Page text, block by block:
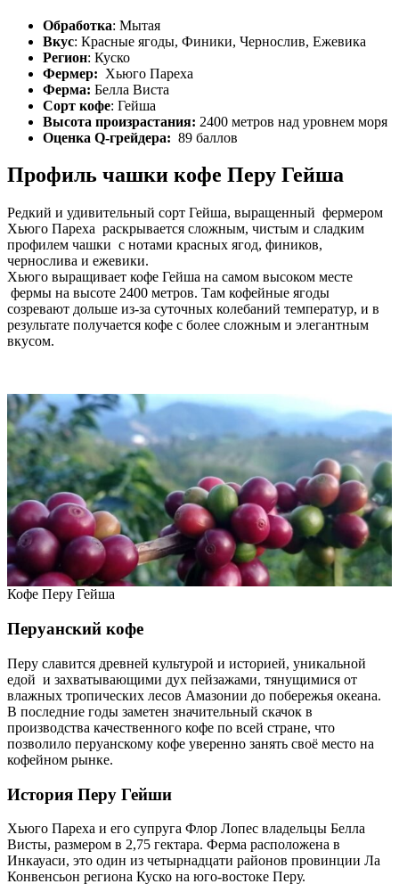
Обработка: Мытая
Вкус: Красные ягоды, Финики, Чернослив, Ежевика
Регион: Куско
Фермер: Хьюго Пареха
Ферма: Белла Виста
Сорт кофе: Гейша
Высота произрастания: 2400 метров над уровнем моря
Оценка Q-грейдера: 89 баллов
Профиль чашки кофе Перу Гейша
Редкий и удивительный сорт Гейша, выращенный фермером
Хьюго Пареха раскрывается сложным, чистым и сладким
профилем чашки с нотами красных ягод, фиников,
чернослива и ежевики.
Хьюго выращивает кофе Гейша на самом высоком месте
фермы на высоте 2400 метров. Там кофейные ягоды
созревают дольше из-за суточных колебаний температур, и в
результате получается кофе с более сложным и элегантным
вкусом.
Кофе Перу Гейша
Перуанский кофе
Перу славится древней культурой и историей, уникальной
едой и захватывающими дух пейзажами, тянущимися от
влажных тропических лесов Амазонии до побережья океана.
В последние годы заметен значительный скачок в
производства качественного кофе по всей стране, что
позволило перуанскому кофе уверенно занять своё место на
кофейном рынке.
История Перу Гейши
Хьюго Пареха и его супруга Флор Лопес владельцы Белла
Висты, размером в 2,75 гектара. Ферма расположена в
Инкауаси, это один из четырнадцати районов провинции Ла
Конвенсьон региона Куско на юго-востоке Перу.